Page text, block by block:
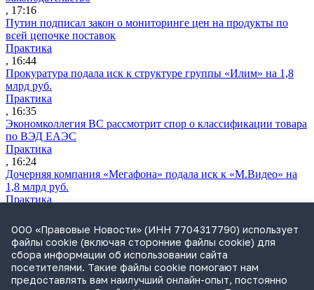
, 17:16
Путин подписал закон о мониторинге цен на продукты по
всей цепочке поставок
Практика
, 16:44
Прокуратура подала иск к структуре группы «Илим» на 1,8
млрд руб.
Практика
, 16:35
Экономколлегия ВС рассмотрит спор о классификации товара
по ВЭД ЕАЭС
Практика
, 16:24
Дочерняя компания «Мегафона» подала иск к «М.Видео» на
1,8 млрд руб.
Практика
СИП проверит отмену патента на систему управления
устройствами после возражений «Яндекса»
Практика
, 15:17
Суды 10 стран рассматривают иски российской «дочки»
Google о возврате дивидендов
ООО «Правовые Новости» (ИНН 7704317790) использует
файлы cookie (включая сторонние файлы cookie) для
сбора информации об использовании сайта
посетителями. Такие файлы cookie помогают нам
предоставлять вам наилучший онлайн-опыт, постоянно